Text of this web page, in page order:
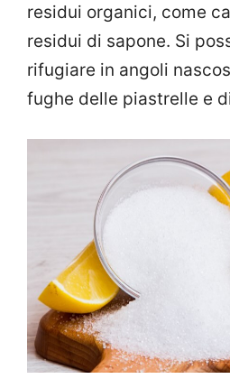
residui organici, come
residui di sapone. Si
rifugiare in angoli
fughe delle piastrelle e